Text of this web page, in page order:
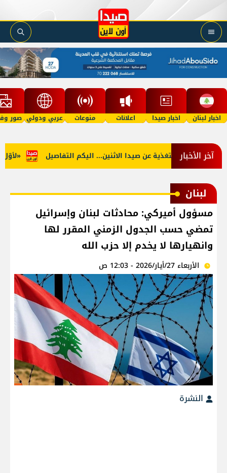
اخبار لبنان اخبار صيدا اعلانات منوعات عربي ودولي صور
آخر الأخبار «لأوّل توقف التغذية عن صيدا الاثنين... اليكم التفاصيل
لبنان
مسؤول أميركي: محادثات لبنان وإسرائيل
تمضي حسب الجدول الزمني المقرر لها
وانهيارها لا يخدم إلا حزب الله
الأربعاء 27/أيار/2026 - 12:03 ص
النشرة